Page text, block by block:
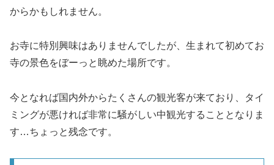
からかもしれません。
お寺に特別興味はありませんでしたが、生まれて初めてお
寺の景色をぼーっと眺めた場所です。
今となれば国内外からたくさんの観光客が来ており、タイ
ミングが悪ければ非常に騒がしい中観光することとなりま
す…ちょっと残念です。